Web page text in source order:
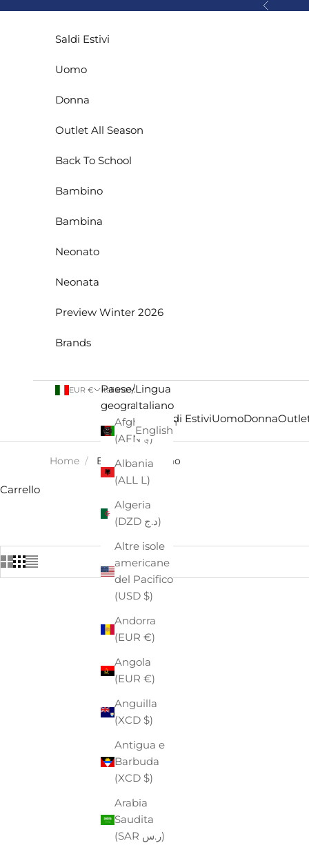
Precedente
Saldi EstiviUomoDonna
Saldi Estivi
Uomo
Donna
Outlet All Season
Back To School
Bambino
Bambina
Neonato
Neonata
Preview Winter 2026
Brands
EUR €
Paese/Area
geografica
Afghanistan
(AFN ؋)
Albania
(ALL L)
Algeria
(DZD د.ج)
Altre isole
americane
del Pacifico
(USD $)
Andorra
(EUR €)
Angola
(EUR €)
Anguilla
(XCD $)
Antigua e
Barbuda
(XCD $)
Arabia
Saudita
(SAR ر.س)
Italiano
Lingua
Italiano
English
Home / EASTPAK - Uomo
Carrello
EASTPAK
TROLLEY EASTPAK